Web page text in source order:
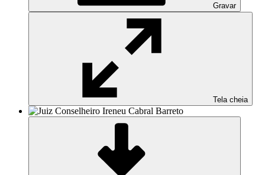
Gravar
Tela cheia